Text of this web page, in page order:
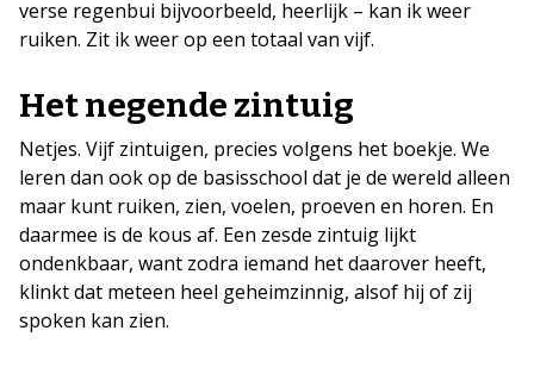
verse regenbui bijvoorbeeld, heerlijk – kan ik weer
ruiken. Zit ik weer op een totaal van vijf.
Het negende zintuig
Netjes. Vijf zintuigen, precies volgens het boekje. We
leren dan ook op de basisschool dat je de wereld alleen
maar kunt ruiken, zien, voelen, proeven en horen. En
daarmee is de kous af. Een zesde zintuig lijkt
ondenkbaar, want zodra iemand het daarover heeft,
klinkt dat meteen heel geheimzinnig, alsof hij of zij
spoken kan zien.